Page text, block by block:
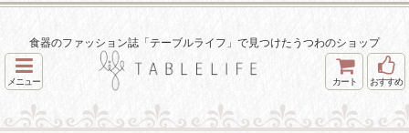
食器のファッション誌「テーブルライフ」で見つけたうつわのショップ
メニュー カート おすすめ